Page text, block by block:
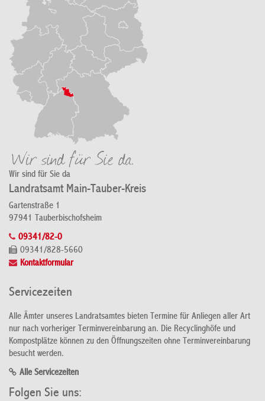
Wir sind für Sie da
Landratsamt Main-Tauber-Kreis
Gartenstraße 1
97941 Tauberbischofsheim
09341/82-0
09341/828-5660
Kontaktformular
Servicezeiten
Alle Ämter unseres Landratsamtes bieten Termine für Anliegen aller Art
nur nach vorheriger Terminvereinbarung an. Die Recyclinghöfe und
Kompostplätze können zu den Öffnungszeiten ohne Terminvereinbarung
besucht werden.
Alle Servicezeiten
Folgen Sie uns: